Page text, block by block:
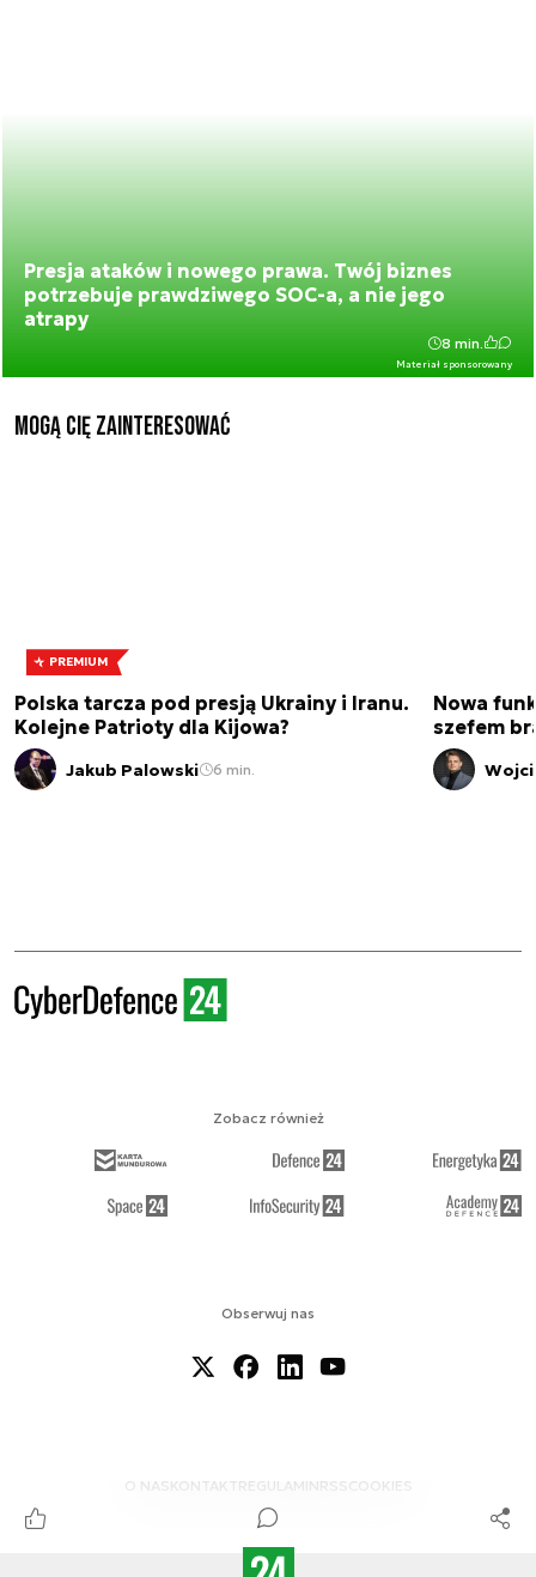
Presja ataków i nowego prawa. Twój biznes
potrzebuje prawdziwego SOC-a, a nie jego
atrapy
Materiał sponsorowany
8 min.
Mogą Cię zainteresować
PREMIUM
Polska tarcza pod presją Ukrainy i Iranu.
Kolejne Patrioty dla Kijowa?
Jakub Palowski 6 min.
Nowa
szefem
Obserwuj nas
O NAS KONTAKTREGULAMINRSS COOKIES
Zobacz również